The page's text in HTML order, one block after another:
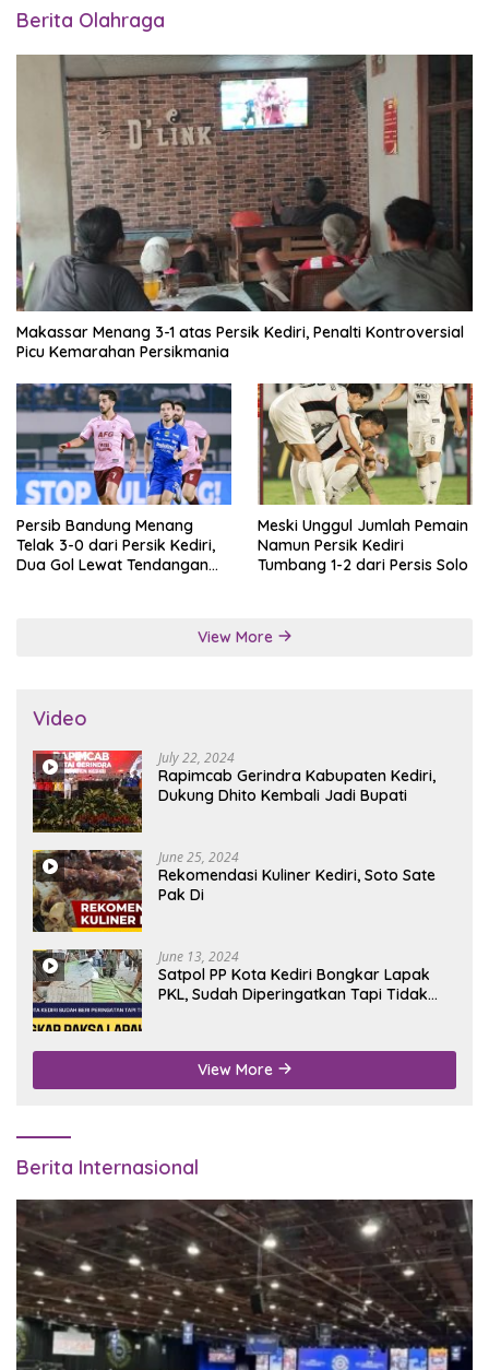
Berita Olahraga
Makassar Menang 3-1 atas Persik Kediri, Penalti Kontroversial
Picu Kemarahan Persikmania
Persib Bandung Menang
Telak 3-0 dari Persik Kediri,
Dua Gol Lewat Tendangan
Meski Unggul Jumlah Pemain
Namun Persik Kediri
Tumbang 1-2 dari Persis Solo
View More
Video
July 22, 2024
Rapimcab Gerindra Kabupaten Kediri,
Dukung Dhito Kembali Jadi Bupati
June 25, 2024
Rekomendasi Kuliner Kediri, Soto Sate
Pak Di
June 13, 2024
Satpol PP Kota Kediri Bongkar Lapak
PKL, Sudah Diperingatkan Tapi Tidak
View More
Berita Internasional